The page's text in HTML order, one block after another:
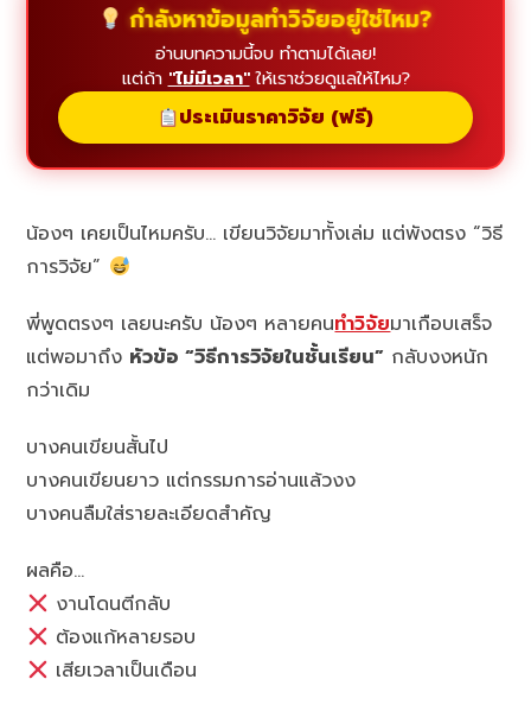
กำลังหาข้อมูลทำวิจัยอยู่ใช่ไหม?
อ่านบทความนี้จบ ทำตามได้เลย!
แต่ถ้า "ไม่มีเวลา"ให้เราช่วยดูแลให้ไหม?
ประเมินราคาวิจัย (ฟรี)
น้องๆ เคยเป็นไหมครับ… เขียนวิจัยมาทั้งเล่ม แต่พังตรง “วิธี
การวิจัย”
พี่พูดตรงๆ เลยนะครับ น้องๆ หลายคนทำวิจัยมาเกือบเสร็จ
แต่พอมาถึง หัวข้อ “วิธีการวิจัยในชั้นเรียน” กลับงงหนัก
กว่าเดิม
บางคนเขียนสั้นไป
บางคนเขียนยาว แต่กรรมการอ่านแล้วงง
บางคนลืมใส่รายละเอียดสำคัญ
ผลคือ…
งานโดนตีกลับ
ต้องแก้หลายรอบ
เสียเวลาเป็นเดือน